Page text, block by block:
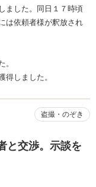
ました。同日１７時頃
は依頼者様が釈放され
。
得しました。
盗撮・のぞき
と交渉。示談を